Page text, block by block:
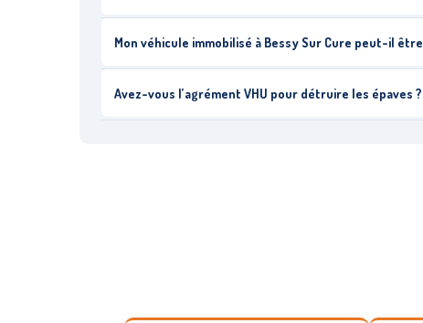
Mon véhicule immobilisé à Bessy Sur Cure peut-il
Avez-vous l’agrément VHU pour détruire les épaves ?